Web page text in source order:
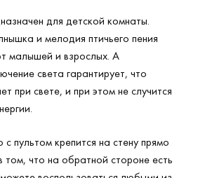
для детской комнаты.
и мелодия птичьего пения
малышей и взрослых. А
света гарантирует, что
при свете, и при этом не случится
пультом крепится на стену прямо
что на обратной стороне есть